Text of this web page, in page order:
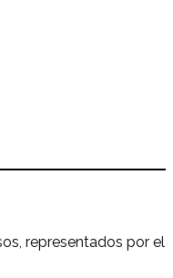
representados por el